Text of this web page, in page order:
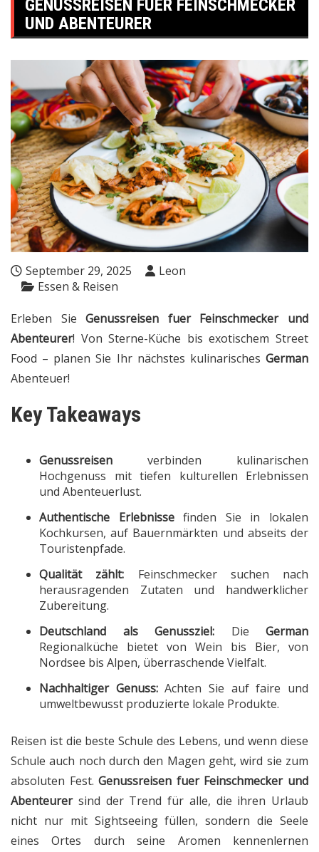
GENUSSREISEN FUER FEINSCHMECKER
UND ABENTEURER
September 29, 2025
Leon
Essen & Reisen
Erleben SieGenussreisen fuer Feinschmecker und
Abenteurer! Von Sterne-Küche bis exotischem Street
Food – planen Sie Ihr nächstes kulinarisches German
Abenteuer!
Key Takeaways
Genussreisen verbinden kulinarischen
Hochgenuss mit tiefen kulturellen Erlebnissen
und Abenteuerlust.
Authentische Erlebnissefinden Sie in lokalen
Kochkursen, auf Bauernmärkten und abseits der
Touristenpfade.
Qualität zählt: Feinschmecker suchen nach
herausragenden Zutaten und handwerklicher
Zubereitung.
Deutschland als Genussziel: Die German
Regionalküche bietet von Wein bis Bier, von
Nordsee bis Alpen, überraschende Vielfalt.
Nachhaltiger Genuss:Achten Sie auf faire und
umweltbewusst produzierte lokale Produkte.
Reisen ist die beste Schule des Lebens, und wenn diese
Schule auch noch durch den Magen geht, wird sie zum
absoluten Fest.Genussreisen fuer Feinschmecker und
Abenteurersind der Trend für alle, die ihren Urlaub
nicht nur mit Sightseeing füllen, sondern die Seele
eines Ortes durch seine Aromen kennenlernen